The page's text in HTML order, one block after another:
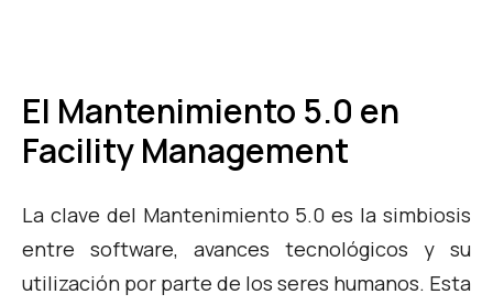
El Mantenimiento 5.0 en
Facility Management
La clave del Mantenimiento 5.0 es la simbiosis
entre software, avances tecnológicos y su
utilización por parte de los seres humanos. Esta